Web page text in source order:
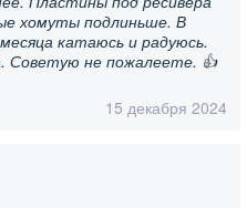
хомуты подлиньше. В
катаюсь и радуюсь.
Советую не пожалеете. 👍
15 декабря 2024